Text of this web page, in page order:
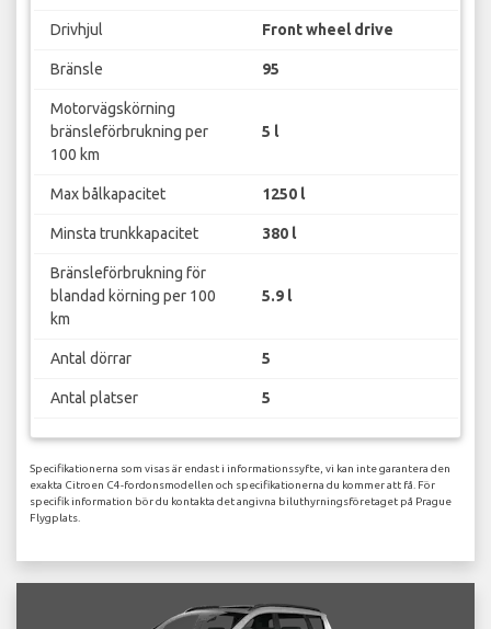
Drivhjul Front wheel drive
Bränsle 95
Motorvägskörning
bränsleförbrukning per
100 km
5 l
Max bålkapacitet 1250 l
Minsta trunkkapacitet 380 l
Bränsleförbrukning för
blandad körning per 100
km
5.9 l
Antal dörrar 5
Antal platser 5
Specifikationerna som visas är endast i informationssyfte, vi kan inte garantera den
exakta Citroen C4-fordonsmodellen och specifikationerna du kommer att få. För
specifik information bör du kontakta det angivna biluthyrningsföretaget på Prague
Flygplats.